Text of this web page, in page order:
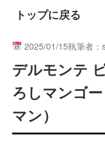
トップに戻る
2025/01/15執筆者：
デルモンテ
ろしマンゴ
マン）